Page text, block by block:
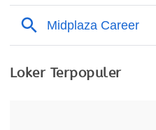
Loker Terpopuler